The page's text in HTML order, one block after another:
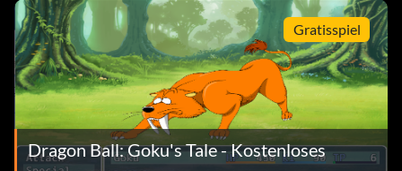
Gratisspiel
Dragon Ball: Goku's Tale - Kostenloses